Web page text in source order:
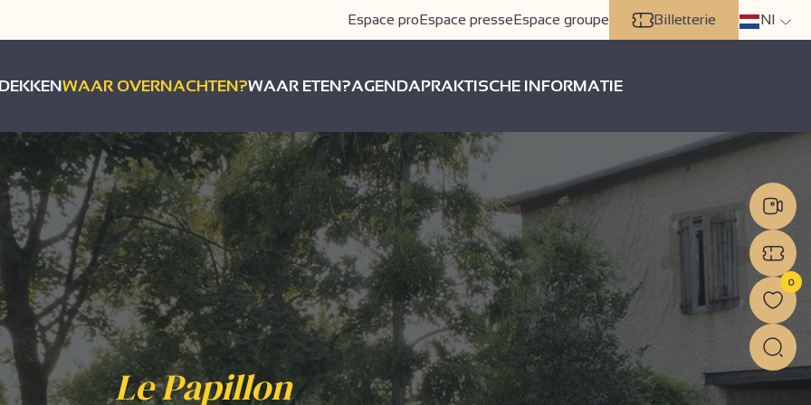
Espace proEspace presseEspace groupe Billetterie Nl
WAAR OVERNACHTEN?WAAR ETEN?AGENDAPRAKTISCHE INFORMATIE
Le Papillon
0